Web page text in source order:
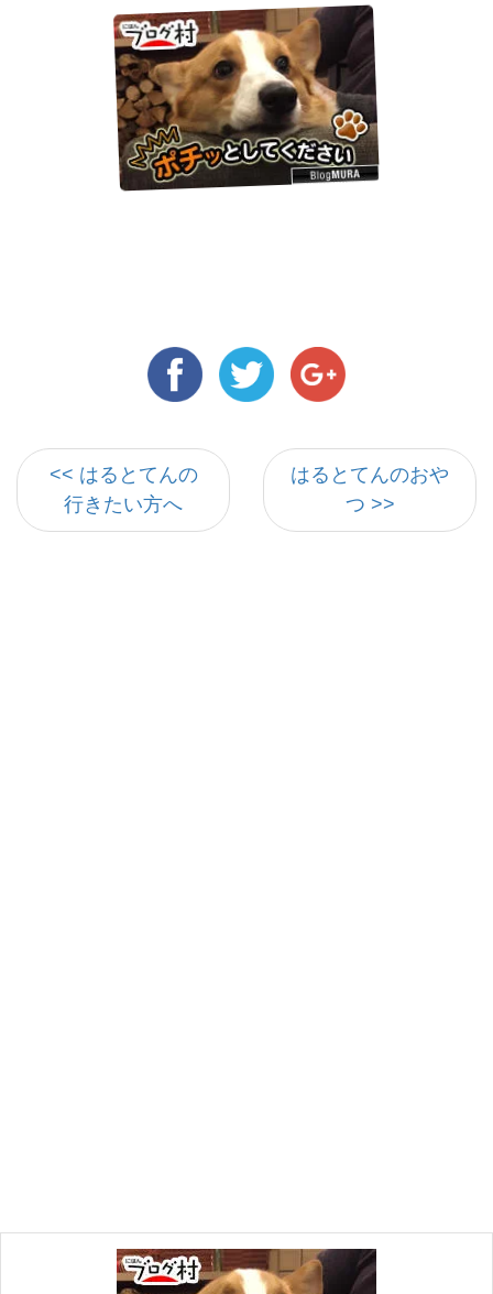
<< はるとてんの
行きたい方へ
はるとてんのおや
つ >>